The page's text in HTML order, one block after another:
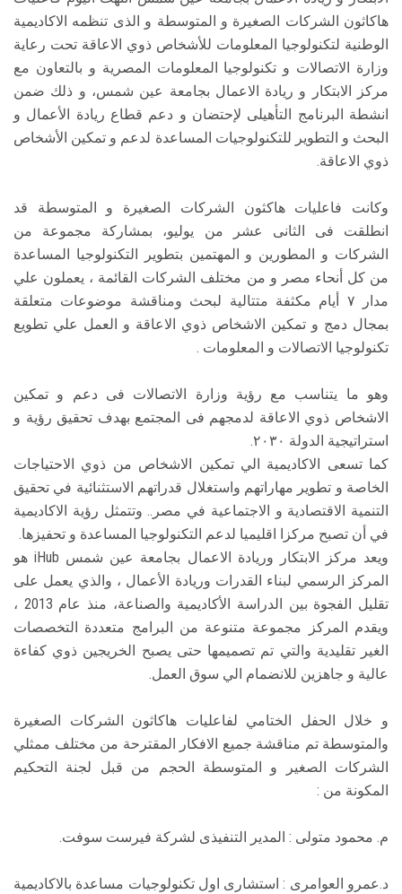
هاكاثون الشركات الصغيرة و المتوسطة و الذى تنظمه الاكاديمية
الوطنية لتكنولوجيا المعلومات للأشخاص ذوي الاعاقة تحت رعاية
وزارة الاتصالات و تكنولوجيا المعلومات المصرية و بالتعاون مع
مركز الابتكار و ريادة الاعمال بجامعة عين شمس، و ذلك ضمن
انشطة البرنامج التأهيلى لإحتضان و دعم قطاع ريادة الأعمال و
البحث و التطوير للتكنولوجيات المساعدة لدعم و تمكين الأشخاص
ذوي الاعاقة.
وكانت فاعليات هاكثون الشركات الصغيرة و المتوسطة قد
انطلقت فى الثانى عشر من يوليو، بمشاركة مجموعة من
الشركات و المطورين و المهتمين بتطوير التكنولوجيا المساعدة
من كل أنحاء مصر و من مختلف الشركات القائمة ، يعملون علي
مدار ٧ أيام مكثفة متتالية لبحث ومناقشة موضوعات متعلقة
بمجال دمج و تمكين الاشخاص ذوي الاعاقة و العمل علي تطويع
تكنولوجيا الاتصالات و المعلومات .
وهو ما يتناسب مع رؤية وزارة الاتصالات فى دعم و تمكين
الاشخاص ذوي الاعاقة لدمجهم فى المجتمع بهدف تحقيق رؤية و
استراتيجية الدولة ٢٠٣٠.
كما تسعى الاكاديمية الي تمكين الاشخاص من ذوي الاحتياجات
الخاصة و تطوير مهاراتهم واستغلال قدراتهم الاستثنائية في تحقيق
التنمية الاقتصادية و الاجتماعية في مصر.. وتتمثل رؤية الاكاديمية
في أن تصبح مركزا اقليميا لدعم التكنولوجيا المساعدة و تحفيزها.
ويعد مركز الابتكار وريادة الاعمال بجامعة عين شمس iHub هو
المركز الرسمي لبناء القدرات وريادة الأعمال ، والذي يعمل على
تقليل الفجوة بين الدراسة الأكاديمية والصناعة، منذ عام 2013 ،
ويقدم المركز مجموعة متنوعة من البرامج متعددة التخصصات
الغير تقليدية والتي تم تصميمها حتى يصبح الخريجين ذوي كفاءة
عالية و جاهزين للانضمام الي سوق العمل.
و خلال الحفل الختامي لفاعليات هاكاثون الشركات الصغيرة
والمتوسطة تم مناقشة جميع الافكار المقترحة من مختلف ممثلي
الشركات الصغير و المتوسطة الحجم من قبل لجنة التحكيم
المكونة من :
م. محمود متولى : المدير التنفيذى لشركة فيرست سوفت.
د.عمرو العوامرى : استشارى اول تكنولوجيات مساعدة بالاكاديمية